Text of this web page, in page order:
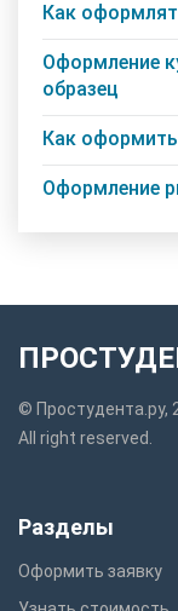
Как
Оформление
образец
Как
Оформление
© Простудента.ру,
All right reserved.
Разделы
Оформить заявку